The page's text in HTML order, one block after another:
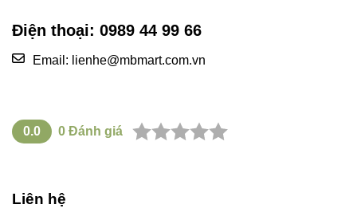
Điện thoại: 0989 44 99 66
Email: lienhe@mbmart.com.vn
0.0 0 Đánh giá
Liên hệ